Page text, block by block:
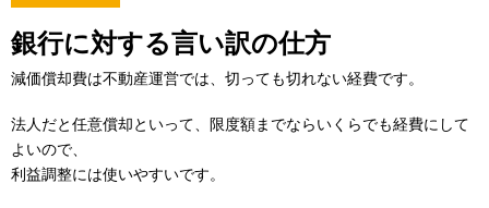
銀行に対する言い訳の仕方
減価償却費は不動産運営では、切っても切れない経費です。
法人だと任意償却といって、限度額までならいくらでも経費にして
よいので、
利益調整には使いやすいです。